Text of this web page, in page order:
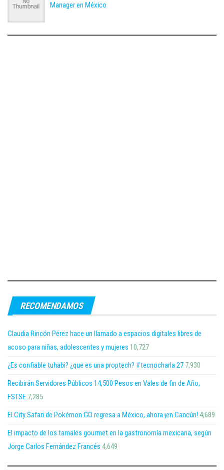
Manager en México
RECOMENDAMOS
Claudia Rincón Pérez hace un llamado a espacios digitales libres de
acoso para niñas, adolescentes y mujeres 10,727
¿Es confiable tuhabi? ¿que es una proptech? #tecnocharla 27 7,930
Recibirán Servidores Públicos 14,500 Pesos en Vales de fin de Año,
FSTSE 7,285
El City Safari de Pokémon GO regresa a México, ahora ¡en Cancún! 4,689
El impacto de los tamales gourmet en la gastronomía mexicana, según
Jorge Carlos Fernández Francés 4,649